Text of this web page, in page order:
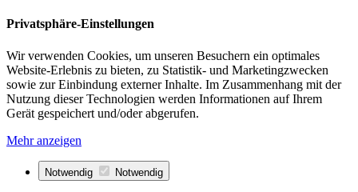
Privatsphäre-Einstellungen
Wir verwenden Cookies, um unseren Besuchern ein optimales
Website-Erlebnis zu bieten, zu Statistik- und Marketingzwecken
sowie zur Einbindung externer Inhalte. Im Zusammenhang mit der
Nutzung dieser Technologien werden Informationen auf Ihrem
Gerät gespeichert und/oder abgerufen.
Mehr anzeigen
Notwendig Notwendig